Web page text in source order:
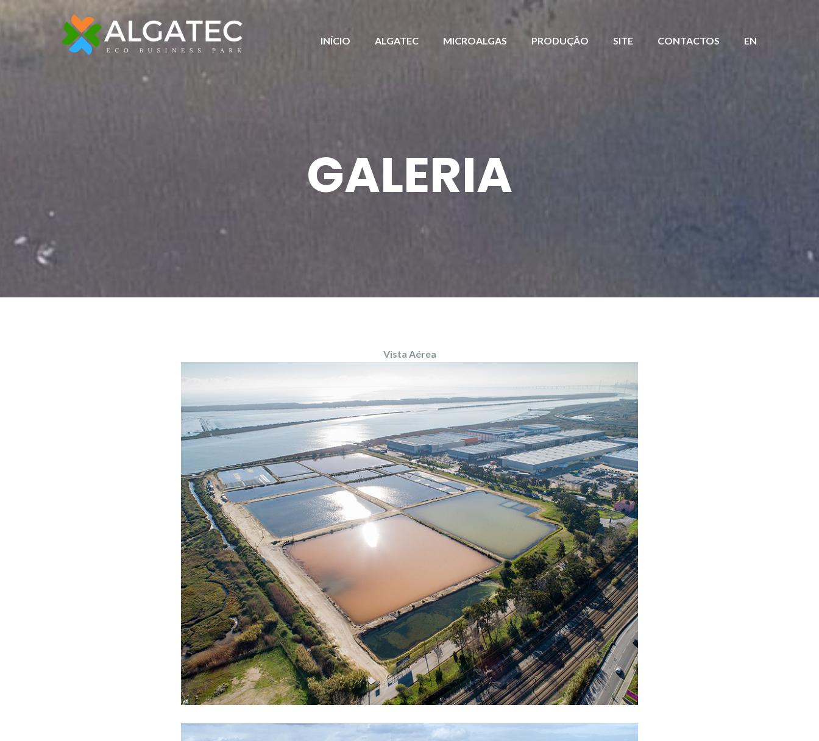
INÍCIO ALGATEC MICROALGAS PRODUÇÃO SITE CONTACTOS EN
GALERIA
Vista Aérea